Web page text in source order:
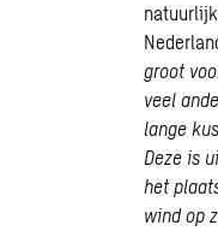
groot
veel
lange
Deze is
het
wind op